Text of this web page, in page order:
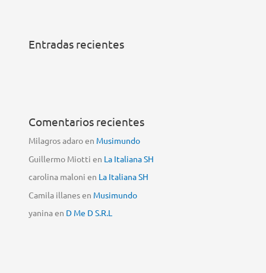
Entradas recientes
Comentarios recientes
Milagros adaroen Musimundo
Guillermo Miotti en La Italiana SH
carolina maloni en La Italiana SH
Camila illanesen Musimundo
yaninaen D Me D S.R.L